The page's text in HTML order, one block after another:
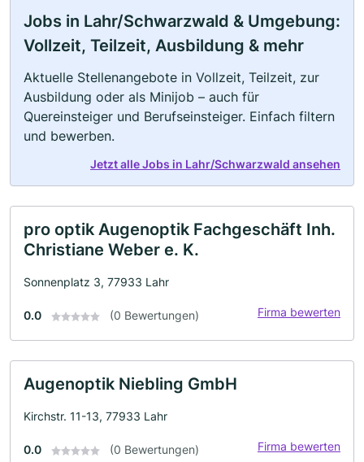
Jobs in Lahr/Schwarzwald & Umgebung:
Vollzeit, Teilzeit, Ausbildung & mehr
Aktuelle Stellenangebote in Vollzeit, Teilzeit, zur
Ausbildung oder als Minijob – auch für
Quereinsteiger und Berufseinsteiger. Einfach filtern
und bewerben.
Jetzt alle Jobs in Lahr/Schwarzwald ansehen
pro optik Augenoptik Fachgeschäft Inh.
Christiane Weber e. K.
Sonnenplatz 3, 77933 Lahr
0.0 (0 Bewertungen) Firma bewerten
Augenoptik Niebling GmbH
Kirchstr. 11-13, 77933 Lahr
0.0 (0 Bewertungen) Firma bewerten